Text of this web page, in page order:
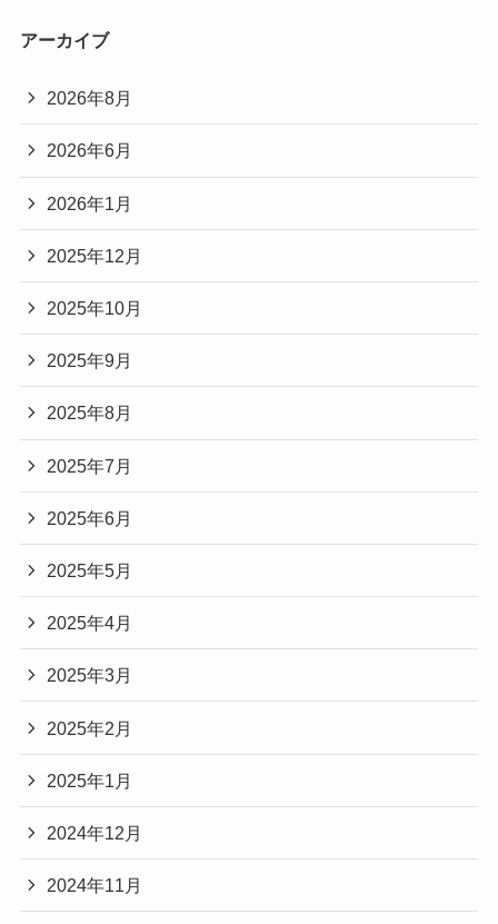
アーカイブ
2026年8月
2026年6月
2026年1月
2025年12月
2025年10月
2025年9月
2025年8月
2025年7月
2025年6月
2025年5月
2025年4月
2025年3月
2025年2月
2025年1月
2024年12月
2024年11月